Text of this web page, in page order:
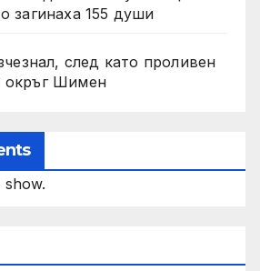
загинаха 155 души
след като проливен
окръг Шимен
show.